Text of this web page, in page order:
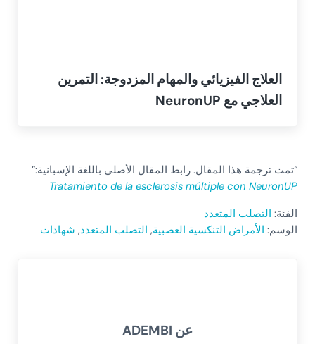
العلاج الفيزيائي والمهام المزدوجة: التمرين
العلاجي مع NeuronUP
“تمت ترجمة هذا المقال. رابط المقال الأصلي باللغة الإسبانية:”
Tratamiento de la esclerosis múltiple con NeuronUP
الفئة: التصلب المتعدد
الوسم: الأمراض التنكسية العصبية, التصلب المتعدد, شهادات
عن ADEMBI